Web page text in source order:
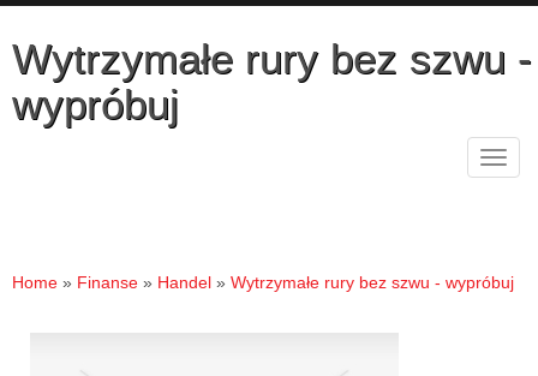
Wytrzymałe rury bez szwu -
wypróbuj
Home » Finanse » Handel » Wytrzymałe rury bez szwu - wypróbuj